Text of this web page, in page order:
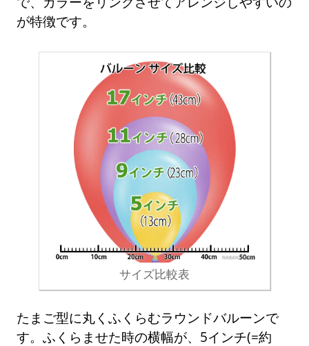
が特徴です。
サイズ比較表
たまご型に丸くふくらむラウンドバルーンで
す。ふくらませた時の横幅が、5インチ(=約